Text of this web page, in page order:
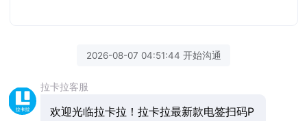
2026-08-07 04:51:44 开始沟通
拉卡拉客服
欢迎光临拉卡拉！拉卡拉最新款电签扫码P